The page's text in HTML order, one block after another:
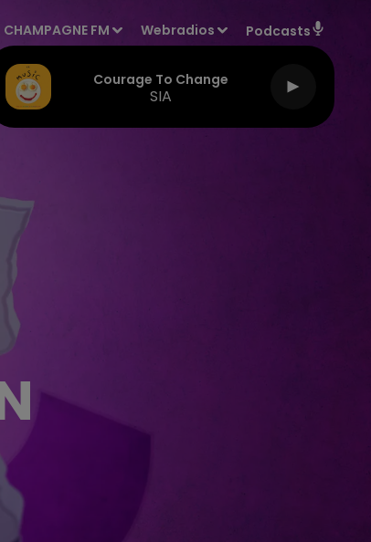
CHAMPAGNE FM Webradios Podcasts
Courage To Change
SIA